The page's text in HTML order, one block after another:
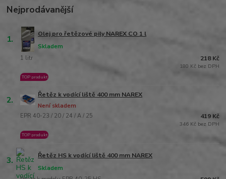
Nejprodávanější
1. Olej pro řetězové pily NAREX CO 1 l
1 litr
Skladem
TOP produkt
218 Kč
180 Kč bez DPH
2. Řetěz k vodící liště 400 mm NAREX
EPR 40-23 / 20 / 24 / A / 25
Není skladem
TOP produkt
419 Kč
346 Kč bez DPH
3. Řetěz HS k vodící liště 400 mm NAREX
Skladem